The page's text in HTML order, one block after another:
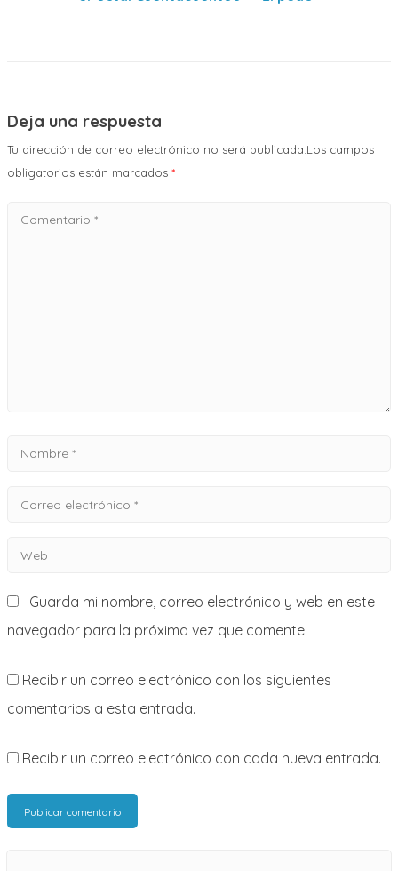
Deja una respuesta
Tu dirección de correo electrónico no será publicada.Los campos
obligatorios están marcados *
Comentario
Nombre
Correo
Web
Guarda mi nombre, correo electrónico y web en este
navegador para la próxima vez que comente.
Recibir un correo electrónico con los siguientes
comentarios a esta entrada.
Recibir un correo electrónico con cada nueva entrada.